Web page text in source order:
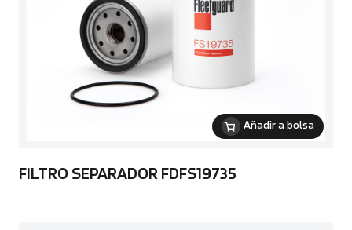
Añadir a bolsa
FILTRO SEPARADOR FDFS19735